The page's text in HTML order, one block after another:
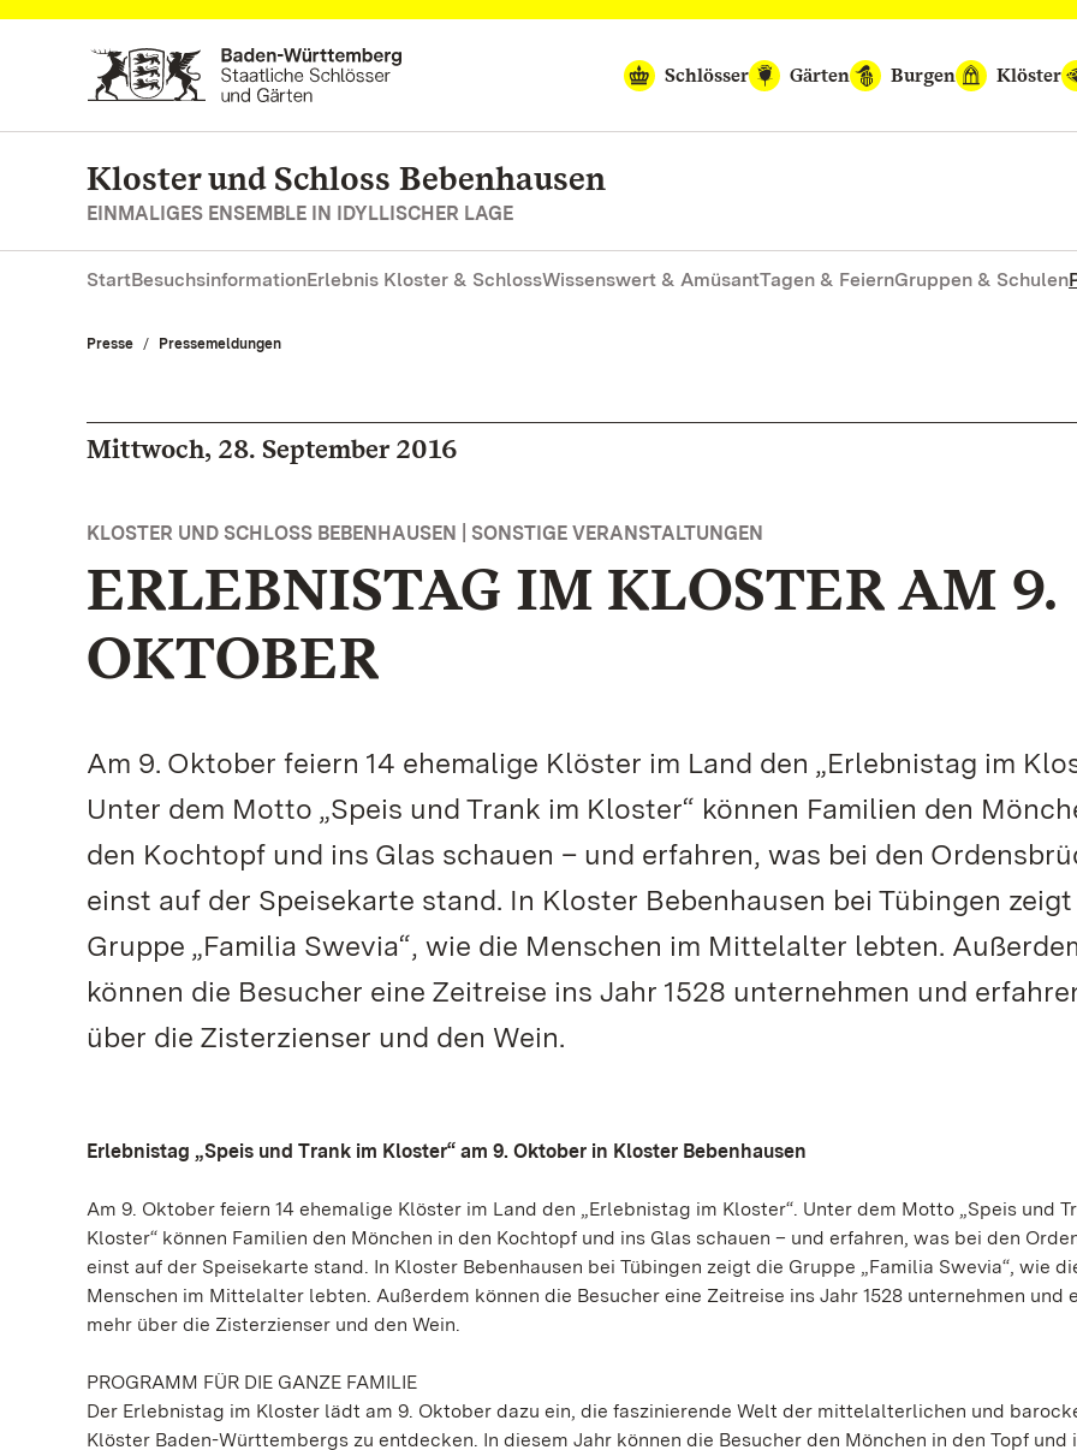
Zum Hauptinhalt springen
Schlösser
Gärten Burgen Klöster
Kloster und Schloss Bebenhausen
EINMALIGES ENSEMBLE IN IDYLLISCHER LAGE
StartBesuchsinformationErlebnis Kloster & SchlossWissenswert & AmüsantTagen & FeiernGruppen & Schulen
Presse Pressemeldungen
Mittwoch, 28. September 2016
KLOSTER UND SCHLOSS BEBENHAUSEN | SONSTIGE VERANSTALTUNGEN
ERLEBNISTAG IM KLOSTER AM 9.
OKTOBER
Am 9. Oktober feiern 14 ehemalige Klöster im Land den „Erlebnistag im
Unter dem Motto „Speis und Trank im Kloster“ können Familien den
den Kochtopf und ins Glas schauen – und erfahren, was bei den
einst auf der Speisekarte stand. In Kloster Bebenhausen bei Tübingen
Gruppe „Familia Swevia“, wie die Menschen im Mittelalter lebten.
können die Besucher eine Zeitreise ins Jahr 1528 unternehmen und
über die Zisterzienser und den Wein.
Erlebnistag „Speis und Trank im Kloster“ am 9. Oktober in Kloster Bebenhausen
Am 9. Oktober feiern 14 ehemalige Klöster im Land den „Erlebnistag im Kloster“. Unter dem Motto „Speis und
Kloster“ können Familien den Mönchen in den Kochtopf und ins Glas schauen – und erfahren, was bei den
einst auf der Speisekarte stand. In Kloster Bebenhausen bei Tübingen zeigt die Gruppe „Familia Swevia“, wie
Menschen im Mittelalter lebten. Außerdem können die Besucher eine Zeitreise ins Jahr 1528 unternehmen und
mehr über die Zisterzienser und den Wein.
PROGRAMM FÜR DIE GANZE FAMILIE
Der Erlebnistag im Kloster lädt am 9. Oktober dazu ein, die faszinierende Welt der mittelalterlichen und
Klöster Baden-Württembergs zu entdecken. In diesem Jahr können die Besucher den Mönchen in den Topf und